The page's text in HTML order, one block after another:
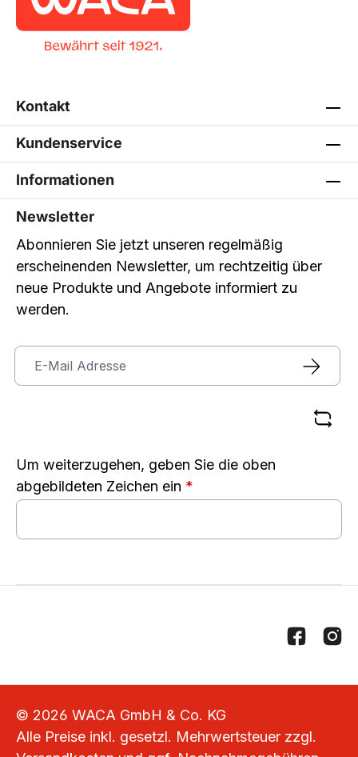
Kontakt
Kundenservice
Informationen
Newsletter
Abonnieren Sie jetzt unseren regelmäßig
erscheinenden Newsletter, um rechtzeitig über
neue Produkte und Angebote informiert zu
werden.
Um weiterzugehen, geben Sie die oben
abgebildeten Zeichen ein *
© 2026 WACA GmbH & Co. KG
Alle Preise inkl. gesetzl. Mehrwertsteuer zzgl.